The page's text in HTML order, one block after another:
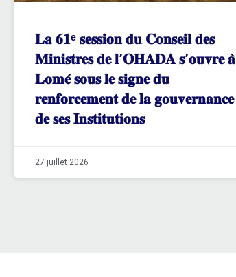
𝐋𝐚 𝟔𝟏ᵉ 𝐬𝐞𝐬𝐬𝐢𝐨𝐧 𝐝𝐮 𝐂𝐨𝐧𝐬𝐞𝐢𝐥 𝐝𝐞𝐬
𝐌𝐢𝐧𝐢𝐬𝐭𝐫𝐞𝐬 𝐝𝐞 𝐥’𝐎𝐇𝐀𝐃𝐀 𝐬’𝐨𝐮𝐯𝐫𝐞 𝐚̀
𝐋𝐨𝐦𝐞́ 𝐬𝐨𝐮𝐬 𝐥𝐞 𝐬𝐢𝐠𝐧𝐞 𝐝𝐮
𝐫𝐞𝐧𝐟𝐨𝐫𝐜𝐞𝐦𝐞𝐧𝐭 𝐝𝐞 𝐥𝐚 𝐠𝐨𝐮𝐯𝐞𝐫𝐧𝐚𝐧𝐜𝐞
𝐝𝐞 𝐬𝐞𝐬 𝐈𝐧𝐬𝐭𝐢𝐭𝐮𝐭𝐢𝐨𝐧𝐬
27 juillet 2026